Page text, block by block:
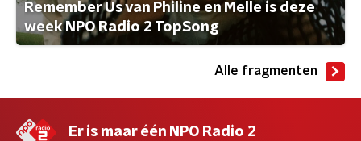
Remember Us van Philine en Melle is deze
week NPO Radio 2 TopSong
Alle fragmenten
Er is maar één NPO Radio 2